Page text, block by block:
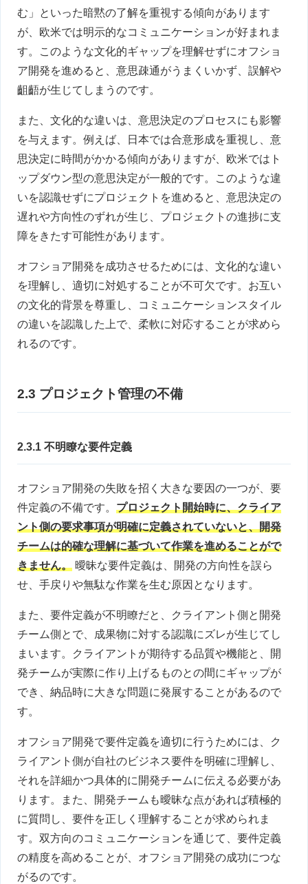
む」といった暗黙の了解を重視する傾向があります
が、欧米では明示的なコミュニケーションが好まれま
す。このような文化的ギャップを理解せずにオフショ
ア開発を進めると、意思疎通がうまくいかず、誤解や
齟齬が生じてしまうのです。
また、文化的な違いは、意思決定のプロセスにも影響
を与えます。例えば、日本では合意形成を重視し、意
思決定に時間がかかる傾向がありますが、欧米ではト
ップダウン型の意思決定が一般的です。このような違
いを認識せずにプロジェクトを進めると、意思決定の
遅れや方向性のずれが生じ、プロジェクトの進捗に支
障をきたす可能性があります。
オフショア開発を成功させるためには、文化的な違い
を理解し、適切に対処することが不可欠です。お互い
の文化的背景を尊重し、コミュニケーションスタイル
の違いを認識した上で、柔軟に対応することが求めら
れるのです。
2.3 プロジェクト管理の不備
2.3.1 不明瞭な要件定義
オフショア開発の失敗を招く大きな要因の一つが、要
件定義の不備です。 プロジェクト開始時に、クライア
ント側の要求事項が明確に定義されていないと、開発
チームは的確な理解に基づいて作業を進めることがで
きません。 曖昧な要件定義は、開発の方向性を誤ら
せ、手戻りや無駄な作業を生む原因となります。
また、要件定義が不明瞭だと、クライアント側と開発
チーム側とで、成果物に対する認識にズレが生じてし
まいます。クライアントが期待する品質や機能と、開
発チームが実際に作り上げるものとの間にギャップが
でき、納品時に大きな問題に発展することがあるので
す。
オフショア開発で要件定義を適切に行うためには、ク
ライアント側が自社のビジネス要件を明確に理解し、
それを詳細かつ具体的に開発チームに伝える必要があ
ります。また、開発チームも曖昧な点があれば積極的
に質問し、要件を正しく理解することが求められま
す。双方向のコミュニケーションを通じて、要件定義
の精度を高めることが、オフショア開発の成功につな
がるのです。